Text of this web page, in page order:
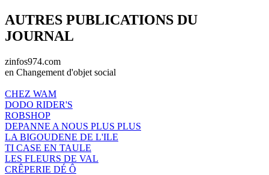
AUTRES PUBLICATIONS DU
JOURNAL
zinfos974.com
en Changement d'objet social
CHEZ WAM
DODO RIDER'S
ROBSHOP
DEPANNE A NOUS PLUS PLUS
LA BIGOUDENE DE L'ILE
TI CASE EN TAULE
LES FLEURS DE VAL
CRÊPERIE DÉ Ô